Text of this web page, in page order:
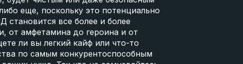
еще, поскольку это потенциально
все более и более
от амфетамина до героина и от
ли вы легкий кайф или что-то
по самым конкурентоспособным